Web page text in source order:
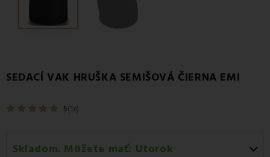
SEDACÍ VAK HRUŠKA SEMIŠOVÁ ČIERNA EMI
5(1x)
Skladom. Môžete mať: Utorok